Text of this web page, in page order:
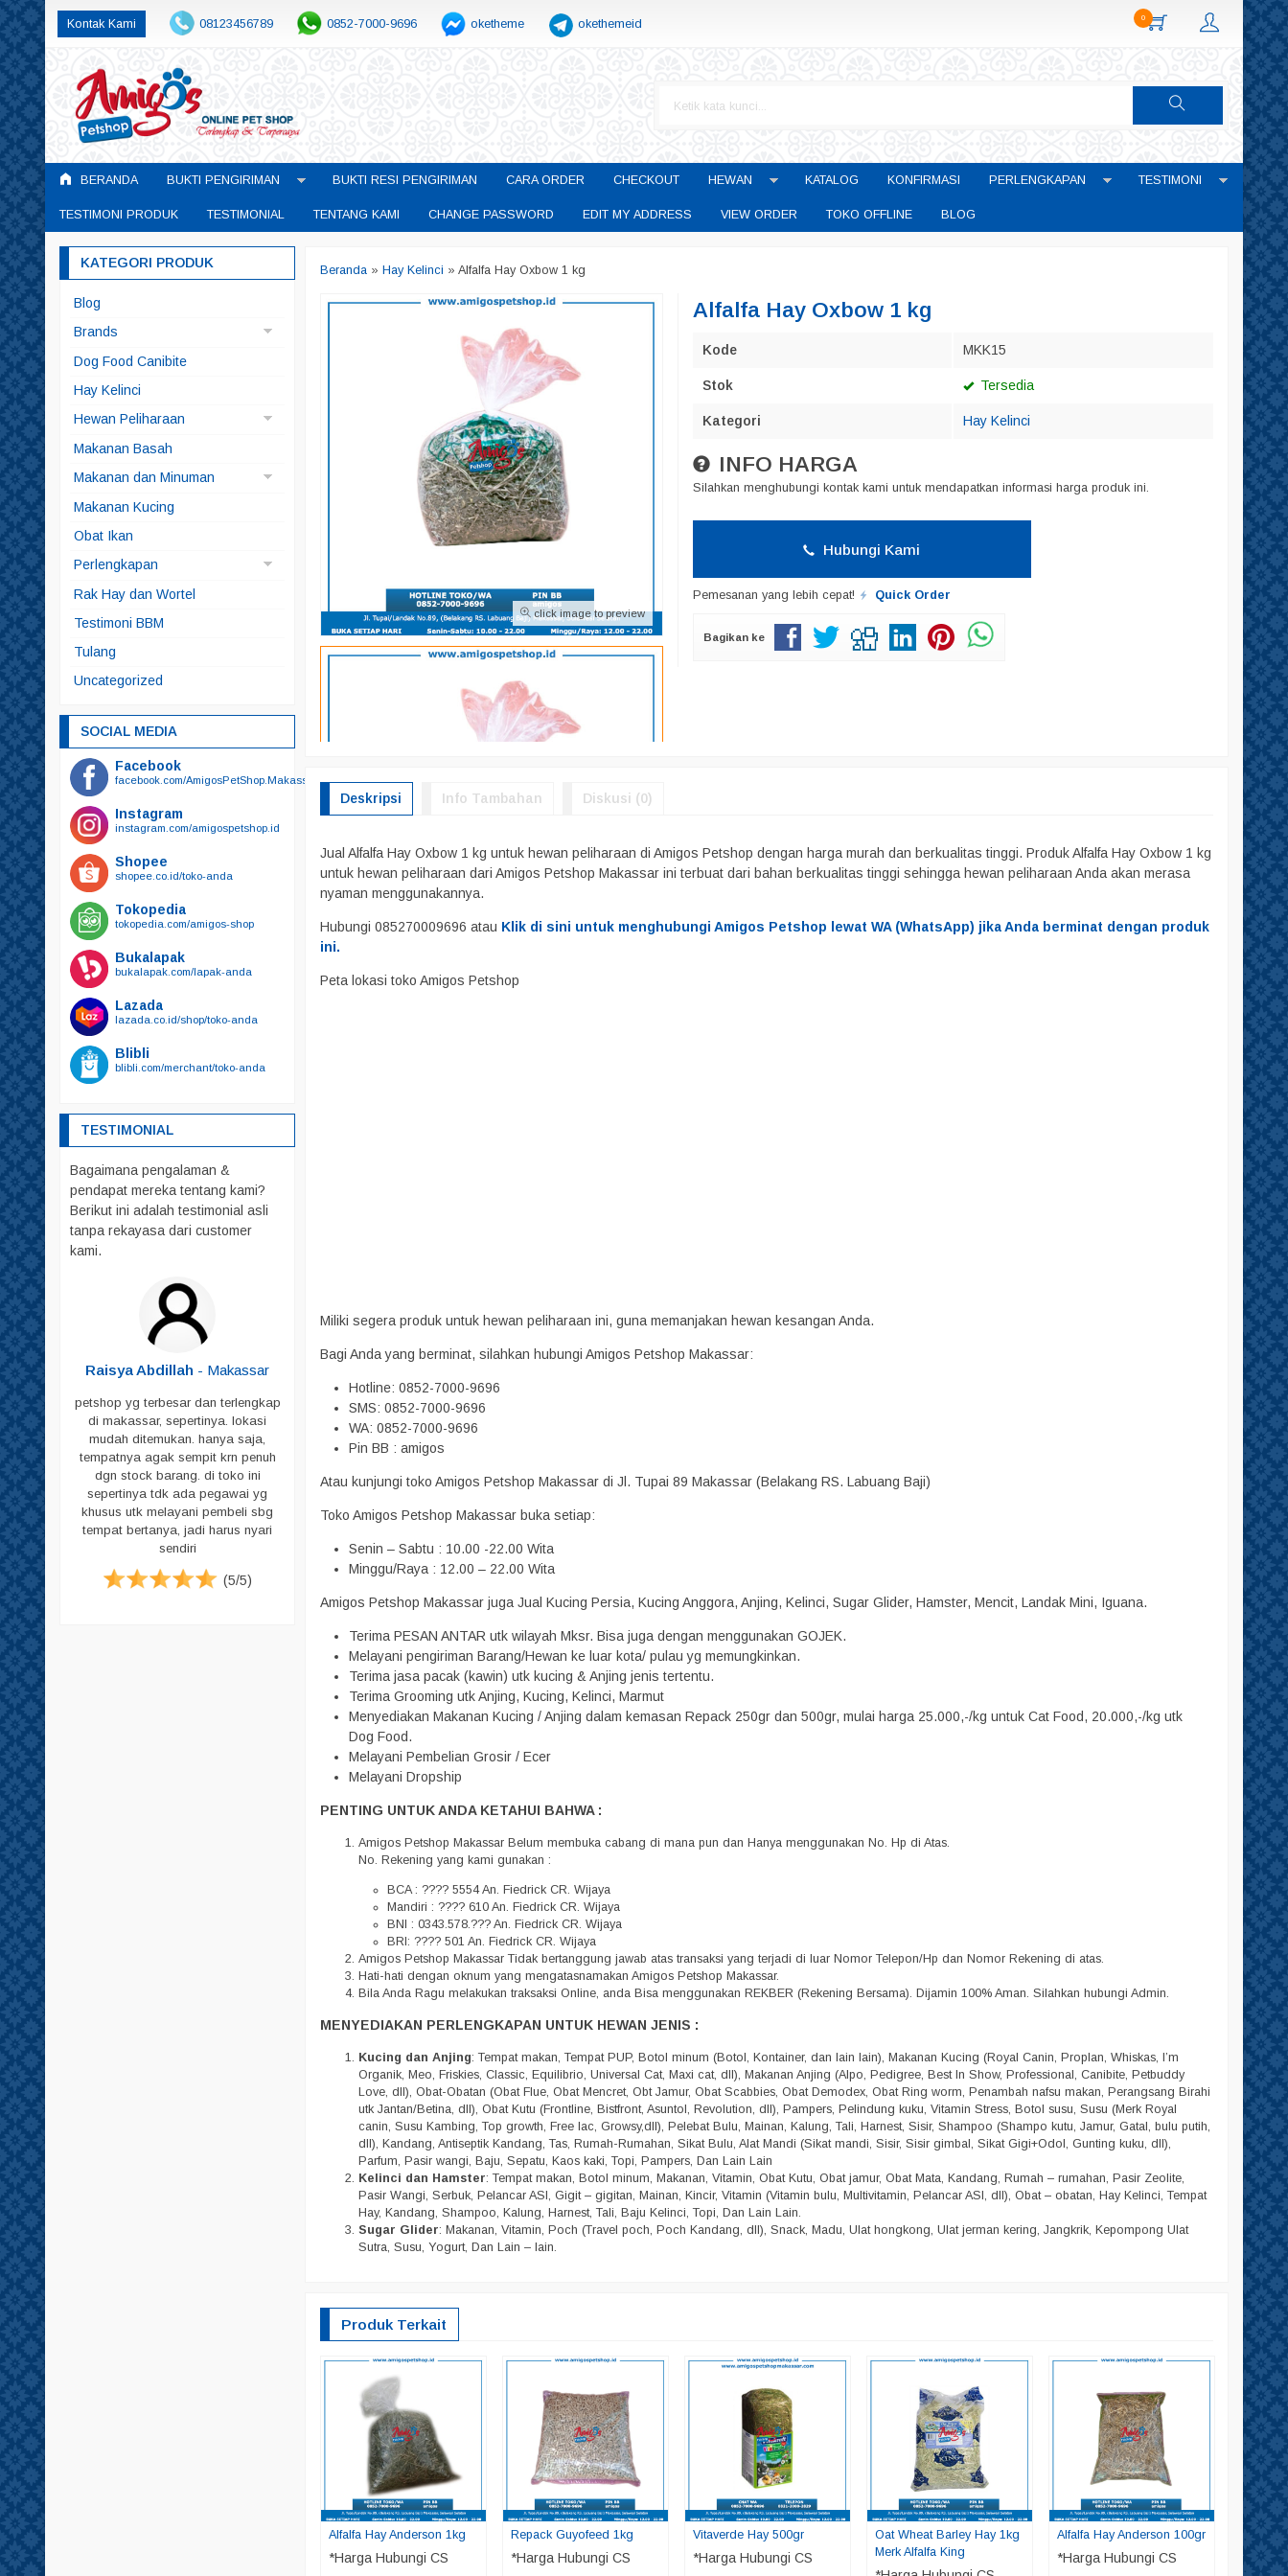
Kontak Kami 08123456789 0852-7000-9696 oketheme okethemeid 0
BERANDA BUKTI PENGIRIMAN BUKTI RESI PENGIRIMAN CARA ORDER CHECKOUT HEWAN KATALOG KONFIRMASI PERLENGKAPAN TESTIMONI
TESTIMONI PRODUK TESTIMONIAL TENTANG KAMI CHANGE PASSWORD EDIT MY ADDRESS VIEW ORDER TOKO OFFLINE BLOG
Beranda » Hay Kelinci »Alfalfa Hay Oxbow 1 kg
click image to preview
Alfalfa Hay Oxbow 1 kg
Kode MKK15
Stok Tersedia
Kategori Hay Kelinci
INFO HARGA
Silahkan menghubungi kontak kami untuk mendapatkan informasi harga produk ini.
Hubungi Kami
Pemesanan yang lebih cepat! Quick Order
Bagikan ke
Deskripsi Info Tambahan Diskusi (0)
Jual Alfalfa Hay Oxbow 1 kg untuk hewan peliharaan di Amigos Petshop dengan harga murah dan berkualitas tinggi. Produk Alfalfa Hay Oxbow 1 kg
untuk hewan peliharaan dari Amigos Petshop Makassar ini terbuat dari bahan berkualitas tinggi sehingga hewan peliharaan Anda akan merasa
nyaman menggunakannya.
Hubungi 085270009696 atau Klik di sini untuk menghubungi Amigos Petshop lewat WA (WhatsApp) jika Anda berminat dengan produk
ini.
Peta lokasi toko Amigos Petshop
Miliki segera produk untuk hewan peliharaan ini, guna memanjakan hewan kesangan Anda.
Bagi Anda yang berminat, silahkan hubungi Amigos Petshop Makassar:
Hotline: 0852-7000-9696
SMS: 0852-7000-9696
WA: 0852-7000-9696
Pin BB : amigos
Atau kunjungi toko Amigos Petshop Makassar di Jl. Tupai 89 Makassar (Belakang RS. Labuang Baji)
Toko Amigos Petshop Makassar buka setiap:
Senin – Sabtu : 10.00 -22.00 Wita
Minggu/Raya : 12.00 – 22.00 Wita
Amigos Petshop Makassar juga Jual Kucing Persia, Kucing Anggora, Anjing, Kelinci, Sugar Glider, Hamster, Mencit, Landak Mini, Iguana.
Terima PESAN ANTAR utk wilayah Mksr. Bisa juga dengan menggunakan GOJEK.
Melayani pengiriman Barang/Hewan ke luar kota/ pulau yg memungkinkan.
Terima jasa pacak (kawin) utk kucing & Anjing jenis tertentu.
Terima Grooming utk Anjing, Kucing, Kelinci, Marmut
Menyediakan Makanan Kucing / Anjing dalam kemasan Repack 250gr dan 500gr, mulai harga 25.000,-/kg untuk Cat Food, 20.000,-/kg utk
Dog Food.
Melayani Pembelian Grosir / Ecer
Melayani Dropship
PENTING UNTUK ANDA KETAHUI BAHWA :
Amigos Petshop Makassar Belum membuka cabang di mana pun dan Hanya menggunakan No. Hp di Atas.
No. Rekening yang kami gunakan :
BCA : ???? 5554 An. Fiedrick CR. Wijaya
Mandiri : ???? 610 An. Fiedrick CR. Wijaya
BNI : 0343.578.??? An. Fiedrick CR. Wijaya
BRI: ???? 501 An. Fiedrick CR. Wijaya
Amigos Petshop Makassar Tidak bertanggung jawab atas transaksi yang terjadi di luar Nomor Telepon/Hp dan Nomor Rekening di atas.
Hati-hati dengan oknum yang mengatasnamakan Amigos Petshop Makassar.
Bila Anda Ragu melakukan traksaksi Online, anda Bisa menggunakan REKBER (Rekening Bersama). Dijamin 100% Aman. Silahkan hubungi Admin.
MENYEDIAKAN PERLENGKAPAN UNTUK HEWAN JENIS :
Kucing dan Anjing: Tempat makan, Tempat PUP, Botol minum (Botol, Kontainer, dan lain lain), Makanan Kucing (Royal Canin, Proplan, Whiskas, I’m
Organik, Meo, Friskies, Classic, Equilibrio, Universal Cat, Maxi cat, dll), Makanan Anjing (Alpo, Pedigree, Best In Show, Professional, Canibite, Petbuddy
Love, dll), Obat-Obatan (Obat Flue, Obat Mencret, Obt Jamur, Obat Scabbies, Obat Demodex, Obat Ring worm, Penambah nafsu makan, Perangsang Birahi
utk Jantan/Betina, dll), Obat Kutu (Frontline, Bistfront, Asuntol, Revolution, dll), Pampers, Pelindung kuku, Vitamin Stress, Botol susu, Susu (Merk Royal
canin, Susu Kambing, Top growth, Free lac, Growsy,dll), Pelebat Bulu, Mainan, Kalung, Tali, Harnest, Sisir, Shampoo (Shampo kutu, Jamur, Gatal, bulu putih,
dll), Kandang, Antiseptik Kandang, Tas, Rumah-Rumahan, Sikat Bulu, Alat Mandi (Sikat mandi, Sisir, Sisir gimbal, Sikat Gigi+Odol, Gunting kuku, dll),
Parfum, Pasir wangi, Baju, Sepatu, Kaos kaki, Topi, Pampers, Dan Lain Lain
Kelinci dan Hamster: Tempat makan, Botol minum, Makanan, Vitamin, Obat Kutu, Obat jamur, Obat Mata, Kandang, Rumah – rumahan, Pasir Zeolite,
Pasir Wangi, Serbuk, Pelancar ASI, Gigit – gigitan, Mainan, Kincir, Vitamin (Vitamin bulu, Multivitamin, Pelancar ASI, dll), Obat – obatan, Hay Kelinci, Tempat
Hay, Kandang, Shampoo, Kalung, Harnest, Tali, Baju Kelinci, Topi, Dan Lain Lain.
Sugar Glider: Makanan, Vitamin, Poch (Travel poch, Poch Kandang, dll), Snack, Madu, Ulat hongkong, Ulat jerman kering, Jangkrik, Kepompong Ulat
Sutra, Susu, Yogurt, Dan Lain – lain.
Produk Terkait
Alfalfa Hay Anderson 1kg
*Harga Hubungi CS
Repack Guyofeed 1kg
*Harga Hubungi CS
Vitaverde Hay 500gr
*Harga Hubungi CS
Oat Wheat Barley Hay 1kg
Merk Alfalfa King
Alfalfa Hay Anderson 100gr
*Harga Hubungi CS
KATEGORI PRODUK
Blog
Brands
Arqui Fresh
Doggyman
Pedigree
Dog Food Canibite
Hay Kelinci
Hewan Peliharaan
Anjing
Kucing
Makanan Basah
Makanan dan Minuman
Makanan Anjing
Makanan Ikan
Makanan Kelinci
Makanan Kura-kura
Snack
Makanan Kucing
Obat Ikan
Perlengkapan
Brangus
Kucing
Botol Minum
Botol Susu
Gunting
Kalung Tali Harnest
Kalung
Kandang
Mainan
Makanan
Friskies
whiskas
Pakaian
Parfum
Pelebat Bulu
Sendok PUP
Shampoo
Sikat Bulu
Sisir
Skop PUP
Tas & Cannel Box
Tempat Makan
Tempat PUP
Pampers
Rak Hay dan Wortel
Testimoni BBM
Tulang
Uncategorized
SOCIAL MEDIA
Facebook
facebook.com/AmigosPetShop.Makassar
Instagram
instagram.com/amigospetshop.id
Shopee
shopee.co.id/toko-anda
Tokopedia
tokopedia.com/amigos-shop
Bukalapak
bukalapak.com/lapak-anda
Lazada
lazada.co.id/shop/toko-anda
Blibli
blibli.com/merchant/toko-anda
TESTIMONIAL
Bagaimana pengalaman &
pendapat mereka tentang kami?
Berikut ini adalah testimonial asli
tanpa rekayasa dari customer
kami.
Raisya Abdillah - Makassar
petshop yg terbesar dan terlengkap
di makassar, sepertinya. lokasi
mudah ditemukan. hanya saja,
tempatnya agak sempit krn penuh
dgn stock barang. di toko ini
sepertinya tdk ada pegawai yg
khusus utk melayani pembeli sbg
tempat bertanya, jadi harus nyari
sendiri
(5/5)